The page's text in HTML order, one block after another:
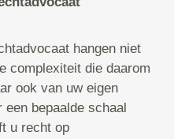
hangen niet
complexiteit die daarom
ook van uw eigen
bepaalde schaal
u recht op